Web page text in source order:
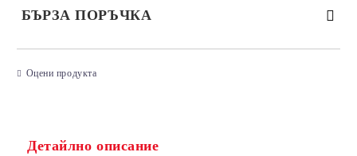
БЪРЗА ПОРЪЧКА
Оцени продукта
Детайлно описание